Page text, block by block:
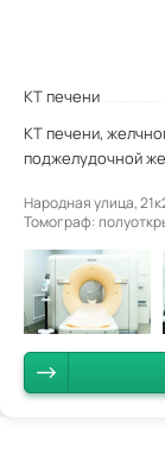
КТ печени
КТ печени,
поджелудочной
Народная улица,
Томограф: